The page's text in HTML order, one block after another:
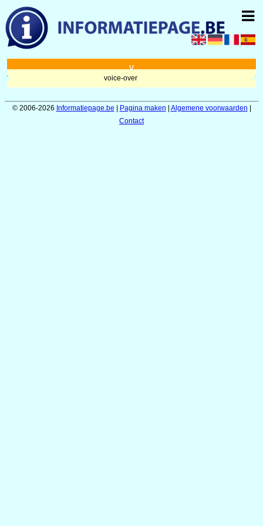
v
voice-over
© 2006-2026 Informatiepage.be | Pagina maken | Algemene voorwaarden |
Contact